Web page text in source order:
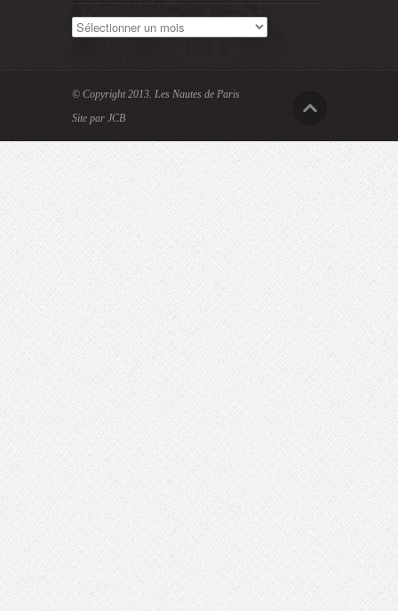
Archives
© Copyright 2013. Les Nautes de Paris
Site par JCB